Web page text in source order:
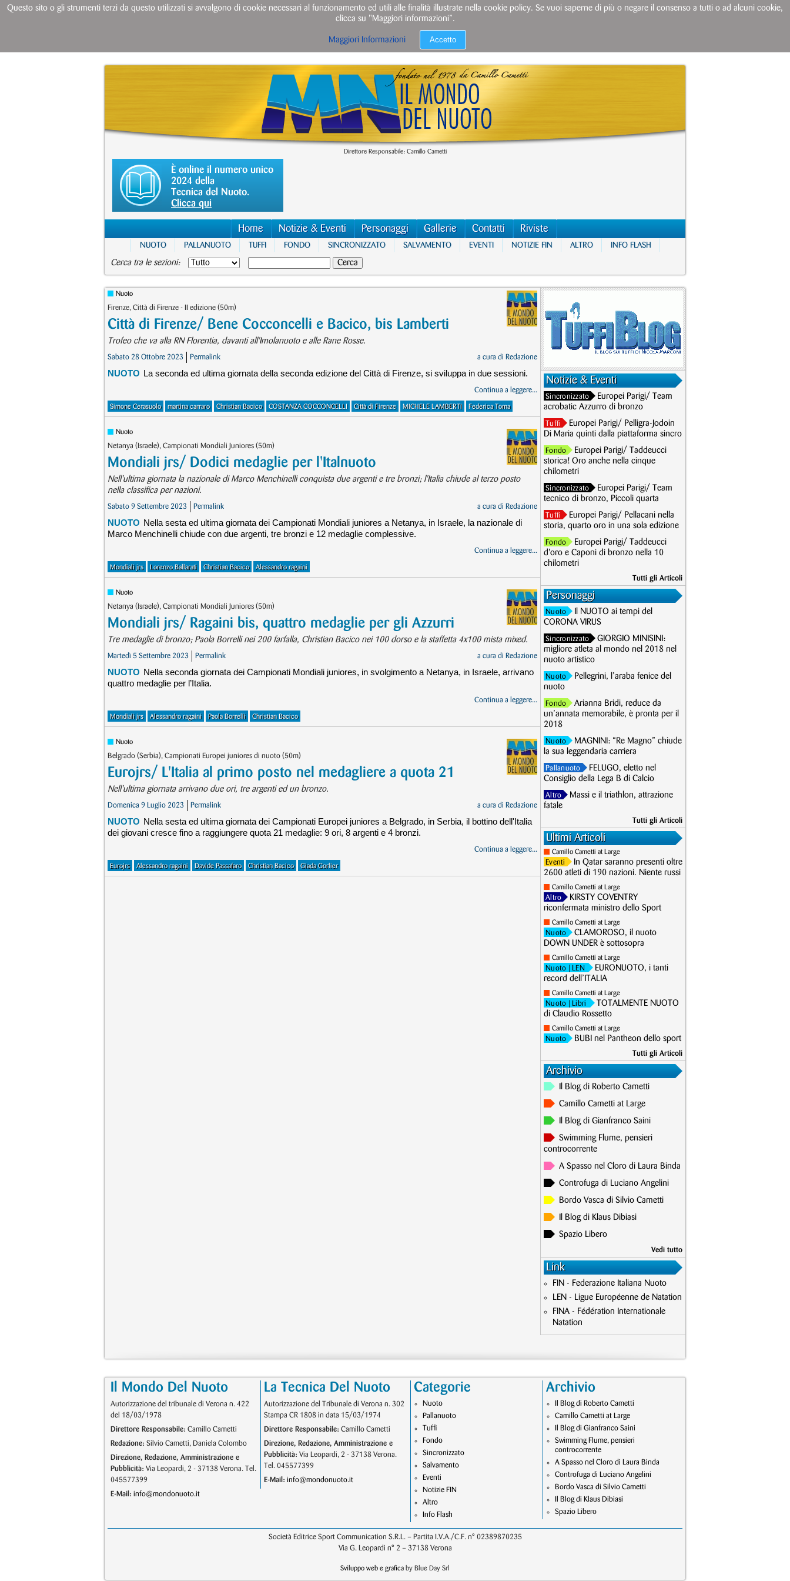
Direttore Responsabile: Camillo Cametti
È online il numero unico
2024 della
Tecnica del Nuoto.
Clicca qui
Home Notizie & Eventi Personaggi Gallerie Contatti Riviste
NUOTO PALLANUOTO TUFFI FONDO SINCRONIZZATO SALVAMENTO EVENTI NOTIZIE FIN ALTRO INFO FLASH
Cerca tra le sezioni:
Nuoto
Firenze, Città di Firenze - II edizione (50m)
Città di Firenze/ Bene Cocconcelli e Bacico, bis Lamberti
Trofeo che va alla RN Florentia, davanti all'Imolanuoto e alle Rane Rosse.
Sabato 28 Ottobre 2023 Permalink a cura di Redazione
NUOTO La seconda ed ultima giornata della seconda edizione del Città di Firenze, si sviluppa in due sessioni.
Continua a leggere...
Simone Cerasuolo martina carraro Christian Bacico COSTANZA COCCONCELLI Città di Firenze MICHELE LAMBERTI Federica Toma
Nuoto
Netanya (Israele), Campionati Mondiali Juniores (50m)
Mondiali jrs/ Dodici medaglie per l'Italnuoto
Nell'ultima giornata la nazionale di Marco Menchinelli conquista due argenti e tre bronzi; l'Italia chiude al terzo posto
nella classifica per nazioni.
Sabato 9 Settembre 2023 Permalink a cura di Redazione
NUOTO Nella sesta ed ultima giornata dei Campionati Mondiali juniores a Netanya, in Israele, la nazionale di
Marco Menchinelli chiude con due argenti, tre bronzi e 12 medaglie complessive.
Continua a leggere...
Mondiali jrs Lorenzo Ballarati Christian Bacico Alessandro ragaini
Nuoto
Netanya (Israele), Campionati Mondiali Juniores (50m)
Mondiali jrs/ Ragaini bis, quattro medaglie per gli Azzurri
Tre medaglie di bronzo; Paola Borrelli nei 200 farfalla, Christian Bacico nei 100 dorso e la staffetta 4x100 mista mixed.
Martedì 5 Settembre 2023 Permalink a cura di Redazione
NUOTO Nella seconda giornata dei Campionati Mondiali juniores, in svolgimento a Netanya, in Israele, arrivano
quattro medaglie per l’Italia.
Continua a leggere...
Mondiali jrs Alessandro ragaini Paola Borrelli Christian Bacico
Nuoto
Belgrado (Serbia), Campionati Europei juniores di nuoto (50m)
Eurojrs/ L'Italia al primo posto nel medagliere a quota 21
Nell'ultima giornata arrivano due ori, tre argenti ed un bronzo.
Domenica 9 Luglio 2023 Permalink a cura di Redazione
NUOTO Nella sesta ed ultima giornata dei Campionati Europei juniores a Belgrado, in Serbia, il bottino dell'Italia
dei giovani cresce fino a raggiungere quota 21 medaglie: 9 ori, 8 argenti e 4 bronzi.
Continua a leggere...
Eurojrs Alessandro ragaini Davide Passafaro Christian Bacico Giada Gorlier
Notizie & Eventi
Sincronizzato
Europei Parigi/ Team
acrobatic Azzurro di bronzo
Tuffi
Europei Parigi/ Pelligra-Jodoin
Di Maria quinti dalla piattaforma sincro
Fondo
Europei Parigi/ Taddeucci
storica! Oro anche nella cinque
chilometri
Sincronizzato
Europei Parigi/ Team
tecnico di bronzo, Piccoli quarta
Tuffi
Europei Parigi/ Pellacani nella
storia, quarto oro in una sola edizione
Fondo
Europei Parigi/ Taddeucci
d'oro e Caponi di bronzo nella 10
chilometri
Tutti gli Articoli
Personaggi
Nuoto
Il NUOTO ai tempi del
CORONA VIRUS
Sincronizzato
GIORGIO MINISINI:
migliore atleta al mondo nel 2018 nel
nuoto artistico
Nuoto
Pellegrini, l’araba fenice del
nuoto
Fondo
Arianna Bridi, reduce da
un’annata memorabile, è pronta per il
2018
Nuoto
MAGNINI: “Re Magno” chiude
la sua leggendaria carriera
Pallanuoto
FELUGO, eletto nel
Consiglio della Lega B di Calcio
Altro
Massi e il triathlon, attrazione
fatale
Tutti gli Articoli
Ultimi Articoli
Camillo Cametti at Large
Eventi
In Qatar saranno presenti oltre
2600 atleti di 190 nazioni. Niente russi
Camillo Cametti at Large
Altro
KIRSTY COVENTRY
riconfermata ministro dello Sport
Camillo Cametti at Large
Nuoto
CLAMOROSO, il nuoto
DOWN UNDER è sottosopra
Camillo Cametti at Large
Nuoto | LEN
EURONUOTO, i tanti
record dell’ITALIA
Camillo Cametti at Large
Nuoto | Libri
TOTALMENTE NUOTO
di Claudio Rossetto
Camillo Cametti at Large
Nuoto BUBI nel Pantheon dello sport
Tutti gli Articoli
Archivio
Il Blog di Roberto Cametti
Camillo Cametti at Large
Il Blog di Gianfranco Saini
Swimming Flume, pensieri
controcorrente
A Spasso nel Cloro di Laura Binda
Controfuga di Luciano Angelini
Bordo Vasca di Silvio Cametti
Il Blog di Klaus Dibiasi
Spazio Libero
Vedi tutto
Link
FIN - Federazione Italiana Nuoto
LEN - Ligue Européenne de Natation
FINA - Fédération Internationale
Natation
Il Mondo Del Nuoto
Autorizzazione del tribunale di Verona n. 422
del 18/03/1978
Direttore Responsabile: Camillo Cametti
Redazione: Silvio Cametti, Daniela Colombo
Direzione, Redazione, Amministrazione e
Pubblicità: Via Leopardi, 2 - 37138 Verona. Tel.
045577399
E-Mail: info@mondonuoto.it
La Tecnica Del Nuoto
Autorizzazione del Tribunale di Verona n. 302
Stampa CR 1808 in data 15/03/1974
Direttore Responsabile: Camillo Cametti
Direzione, Redazione, Amministrazione e
Pubblicità: Via Leopardi, 2 - 37138 Verona.
Tel. 045577399
E-Mail: info@mondonuoto.it
Categorie
Nuoto
Pallanuoto
Tuffi
Fondo
Sincronizzato
Salvamento
Eventi
Notizie FIN
Altro
Info Flash
Archivio
Il Blog di Roberto Cametti
Camillo Cametti at Large
Il Blog di Gianfranco Saini
Swimming Flume, pensieri
controcorrente
A Spasso nel Cloro di Laura Binda
Controfuga di Luciano Angelini
Bordo Vasca di Silvio Cametti
Il Blog di Klaus Dibiasi
Spazio Libero
Società Editrice Sport Communication S.R.L. – Partita I.V.A./C.F. n° 02389870235
Via G. Leopardi n° 2 – 37138 Verona
Sviluppo web e grafica by Blue Day Srl
Questo sito o gli strumenti terzi da questo utilizzati si avvalgono di cookie necessari al funzionamento ed utili alle finalità illustrate nella cookie policy. Se vuoi saperne di più o negare il consenso a tutti o ad alcuni cookie,
clicca su "Maggiori informazioni”.
Maggiori Informazioni Accetto